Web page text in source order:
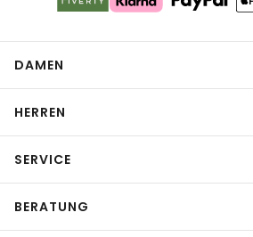
DAMEN
HERREN
SERVICE
BERATUNG